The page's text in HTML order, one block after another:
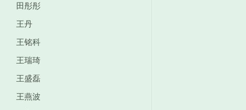
田彤彤
王丹
王铭科
王瑞琦
王盛磊
王燕波